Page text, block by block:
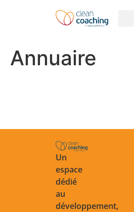
Annuaire
Un
espace
dédié
au
développement,